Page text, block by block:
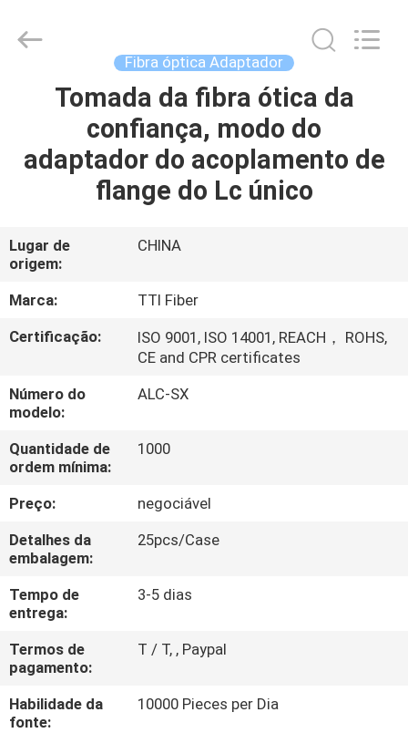
CASA
PRODUTOS
NÓS
EXCURSÃO
DA
CONTROLE
DA
CONTACTE-
NOS
UMAS
CITAÇÕES
Communication
Tech.
Fibra óptica Adaptador
Tomada da fibra ótica da
confiança, modo do
adaptador do acoplamento de
flange do Lc único
Lugar de
origem:
CHINA
Marca:
TTI Fiber
Certificação:
ISO 9001, ISO 14001, REACH， ROHS,
CE and CPR certificates
Número do
modelo:
ALC-SX
Quantidade de
ordem mínima:
1000
Preço:
negociável
Detalhes da
embalagem:
25pcs/Case
Tempo de
entrega:
3-5 dias
Termos de
pagamento:
T / T, , Paypal
Habilidade da
fonte:
10000 Pieces per Dia